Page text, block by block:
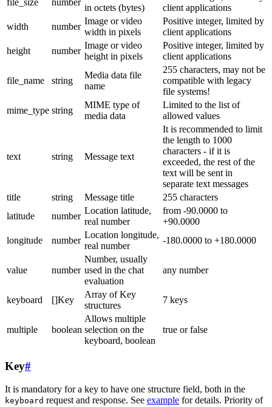
file_size
number
in octets (bytes)
client applications
width
number
Image or video
width in pixels
Positive integer, limited by
client applications
height
number
Image or video
height in pixels
Positive integer, limited by
client applications
file_name string
Media data file
name
255 characters, may not be
compatible with legacy
file systems!
mime_type string
MIME type of
media data
Limited to the list of
allowed values
text string Message text
It is recommended to limit
the length to 1000
characters - if it is
exceeded, the rest of the
text will be sent in
separate text messages
title
string Message title
255 characters
latitude
number
Location latitude,
real number
from -90.0000 to
+90.0000
longitude
number
Location longitude,
real number
-180.0000 to +180.0000
value number
Number, usually
used in the chat
evaluation
any number
keyboard []Key
Array of Key
structures
7 keys
multiple boolean
Allows multiple
selection on the
keyboard, boolean
true or false
Key#
It is mandatory for a key to have one structure field, both in the
keyboard request and response. See example for details. Priority of